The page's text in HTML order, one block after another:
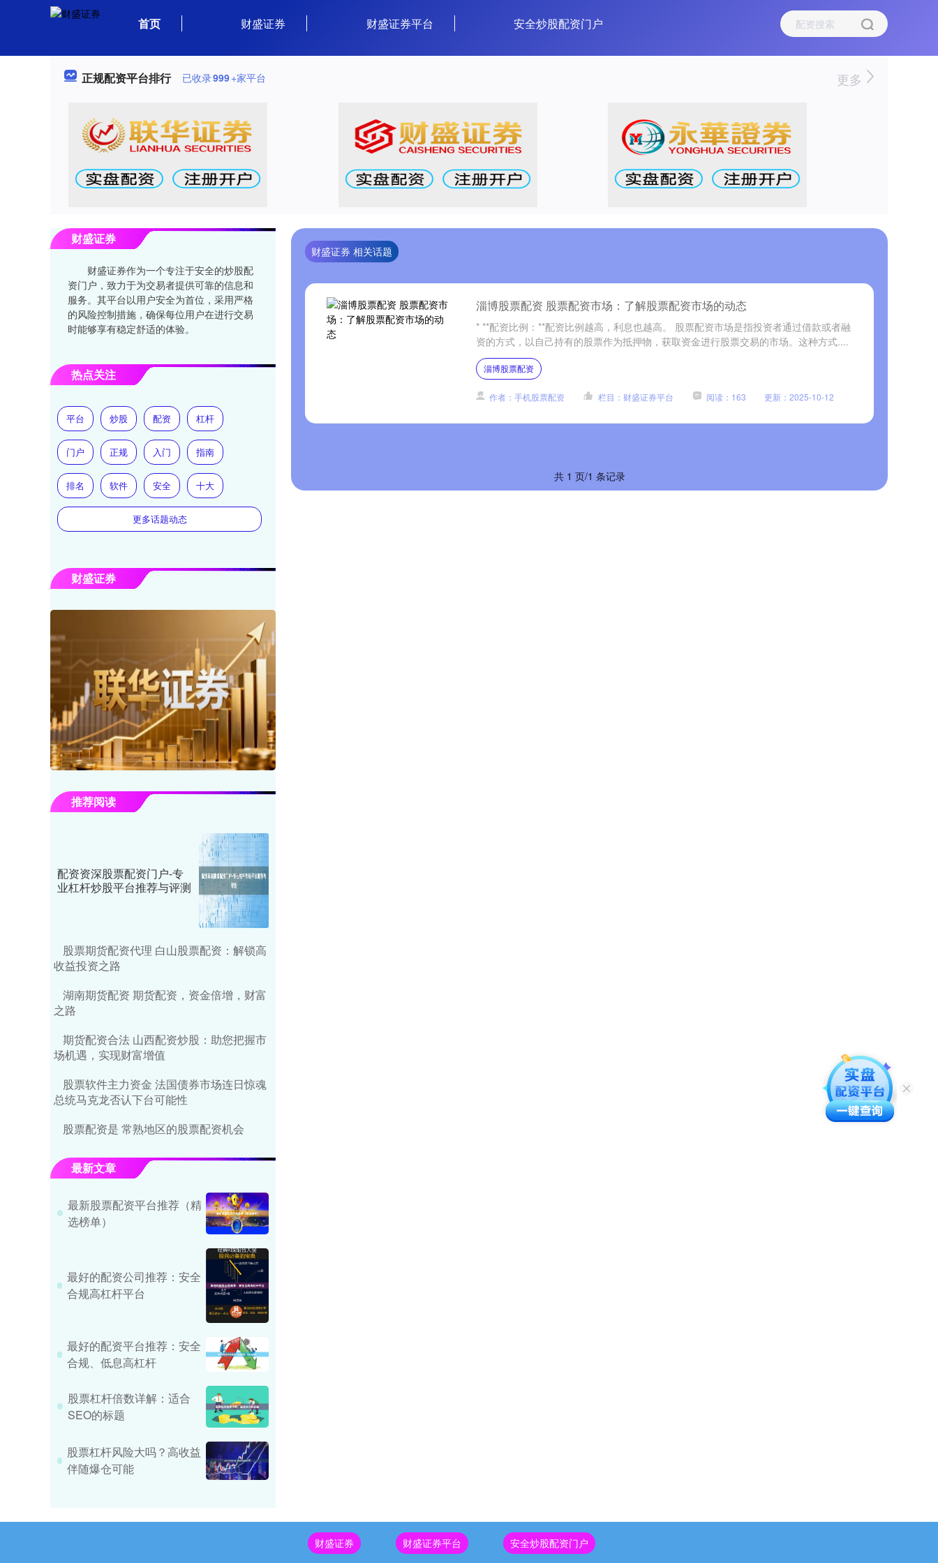
首页 财盛证券 财盛证券平台 安全炒股配资门户
正规配资平台排行 已收录999+家平台 更多
财盛证券 相关话题
淄博股票配资 股票配资市场：了解股票配资市场的动态
* **配资比例：**配资比例越高，利息也越高。 股票配资市场是指投资者通过借款或者融
资的方式，以自己持有的股票作为抵押物，获取资金进行股票交易的市场。这种方式....
淄博股票配资
作者：手机股票配资 栏目：财盛证券平台 阅读：163 更新：2025-10-12
共 1 页/1 条记录
财盛证券
财盛证券作为一个专注于安全的炒股配
资门户，致力于为交易者提供可靠的信息和
服务。其平台以用户安全为首位，采用严格
的风险控制措施，确保每位用户在进行交易
时能够享有稳定舒适的体验。
热点关注
平台 炒股 配资 杠杆
门户 正规 入门 指南
排名 软件 安全 十大
更多话题动态
财盛证券
推荐阅读
配资资深股票配资门户-专
业杠杆炒股平台推荐与评测
股票期货配资代理 白山股票配资：解锁高
收益投资之路
湖南期货配资 期货配资，资金倍增，财富
之路
期货配资合法 山西配资炒股：助您把握市
场机遇，实现财富增值
股票软件主力资金 法国债券市场连日惊魂
总统马克龙否认下台可能性
股票配资是 常熟地区的股票配资机会
最新文章
最新股票配资平台推荐（精
选榜单）
最好的配资公司推荐：安全
合规高杠杆平台
最好的配资平台推荐：安全
合规、低息高杠杆
股票杠杆倍数详解：适合
SEO的标题
股票杠杆风险大吗？高收益
伴随爆仓可能
财盛证券 财盛证券平台 安全炒股配资门户